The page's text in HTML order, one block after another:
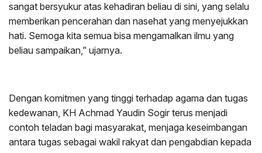
sangat bersyukur atas kehadiran beliau di sini, yang selalu
memberikan pencerahan dan nasehat yang menyejukkan
hati. Semoga kita semua bisa mengamalkan ilmu yang
beliau sampaikan,” ujarnya.
Dengan komitmen yang tinggi terhadap agama dan tugas
kedewanan, KH Achmad Yaudin Sogir terus menjadi
contoh teladan bagi masyarakat, menjaga keseimbangan
antara tugas sebagai wakil rakyat dan pengabdian kepada